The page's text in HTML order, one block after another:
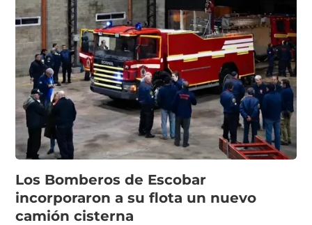
Los Bomberos de Escobar
incorporaron a su flota un nuevo
camión cisterna